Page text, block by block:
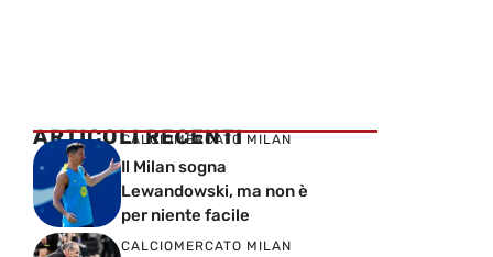
ARTICOLI RECENTI
CALCIOMERCATO MILAN
Il Milan sogna
Lewandowski, ma non è
per niente facile
CALCIOMERCATO MILAN